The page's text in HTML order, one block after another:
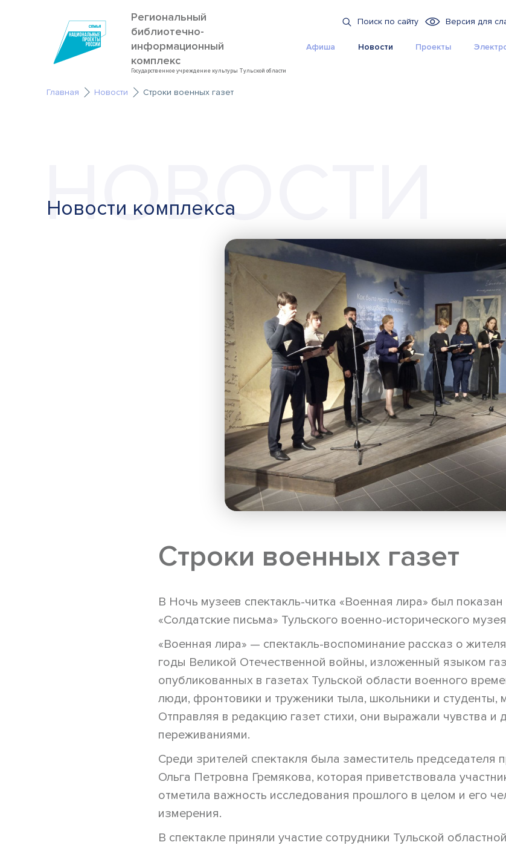
Региональный
библиотечно-
информационный
комплекс
Государственное учреждение культуры Тульской области
Поиск по сайту Версия для
Афиша Новости Проекты
Главная Новости Строки военных газет
Новости комплекса
НОВОСТИ
Строки военных газет
В Ночь музеев спектакль-читка «Военная лира» был показан
«Солдатские письма» Тульского военно-исторического
«Военная лира» — спектакль-воспоминание рассказ о
годы Великой Отечественной войны, изложенный языком
опубликованных в газетах Тульской области военного
люди, фронтовики и труженики тыла, школьники и
Отправляя в редакцию газет стихи, они выражали чувства и
переживаниями.
Среди зрителей спектакля была заместитель председателя
Ольга Петровна Гремякова, которая приветствовала
отметила важность исследования прошлого в целом и его
измерения.
В спектакле приняли участие сотрудники Тульской